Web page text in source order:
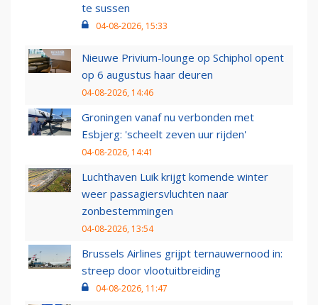
te sussen
04-08-2026, 15:33
Nieuwe Privium-lounge op Schiphol opent
op 6 augustus haar deuren
04-08-2026, 14:46
Groningen vanaf nu verbonden met
Esbjerg: 'scheelt zeven uur rijden'
04-08-2026, 14:41
Luchthaven Luik krijgt komende winter
weer passagiersvluchten naar
zonbestemmingen
04-08-2026, 13:54
Brussels Airlines grijpt ternauwernood in:
streep door vlootuitbreiding
04-08-2026, 11:47